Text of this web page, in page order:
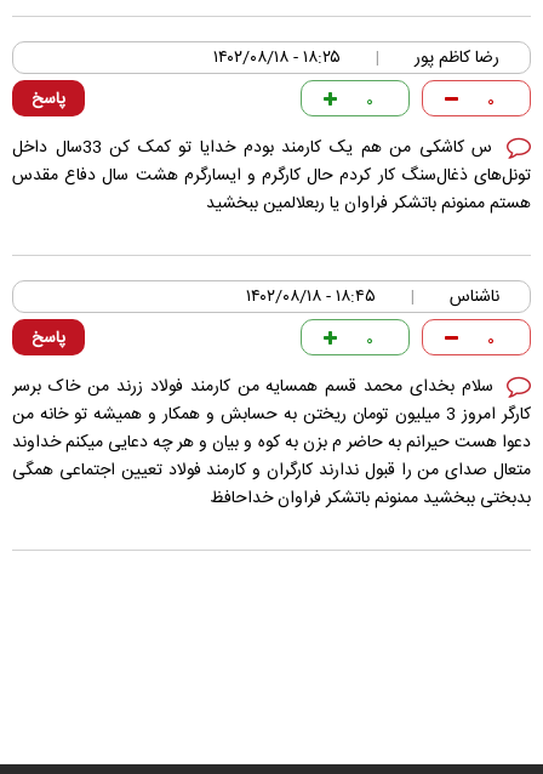
رضا کاظم پور | ۱۸:۲۵ - ۱۴۰۲/۰۸/۱۸
پاسخ ۰ ۰
س کاشکی من هم یک کارمند بودم خدایا تو کمک کن 33سال داخل
تونل‌های ذغال‌سنگ کار کردم حال کارگرم و ایسارگرم هشت سال دفاع مقدس
هستم ممنونم باتشکر فراوان یا ربعلالمین ببخشید
ناشناس | ۱۸:۴۵ - ۱۴۰۲/۰۸/۱۸
پاسخ ۰ ۰
سلام بخدای محمد قسم همسایه من کارمند فولاد زرند من خاک برسر
کارگر امروز 3 میلیون تومان ریختن به حسابش و همکار ‌و همیشه تو خانه من
دعوا هست حیرانم به حاضر م بزن به کوه و بیان و هر چه دعایی میکنم خداوند
متعال صدای من را قبول ندارند کارگران و کارمند فولاد تعیین اجتماعی همگی
بدبختی ببخشید ممنونم باتشکر فراوان خداحافظ